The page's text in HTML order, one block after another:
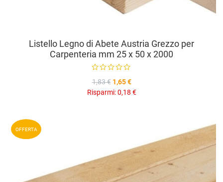
Listello Legno di Abete Austria Grezzo per
Carpenteria mm 25 x 50 x 2000
1,83 € 1,65 €
Risparmi:0,18 €
OFFERTA